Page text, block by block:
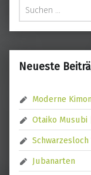
Neueste
Moderne
Otaiko Musubi
Schwarzesloch
Jubanarten